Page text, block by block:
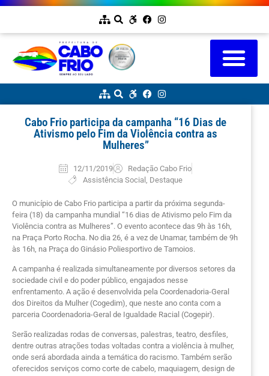
Cabo Frio participa da campanha “16 Dias de
Ativismo pelo Fim da Violência contra as
Mulheres”
12/11/2019
Redação Cabo Frio
Assistência Social Destaque
O município de Cabo Frio participa a partir da próxima segunda-
feira (18) da campanha mundial “16 dias de Ativismo pelo Fim da
Violência contra as Mulheres”. O evento acontece das 9h às 16h,
na Praça Porto Rocha. No dia 26, é a vez de Unamar, também de 9h
às 16h, na Praça do Ginásio Poliesportivo de Tamoios.
A campanha é realizada simultaneamente por diversos setores da
sociedade civil e do poder público, engajados nesse
enfrentamento. A ação é desenvolvida pela Coordenadoria-Geral
dos Direitos da Mulher (Cogedim), que neste ano conta com a
parceria Coordenadoria-Geral de Igualdade Racial (Cogepir).
Serão realizadas rodas de conversas, palestras, teatro, desfiles,
dentre outras atrações todas voltadas contra a violência à mulher,
onde será abordada ainda a temática do racismo. Também serão
oferecidos serviços como corte de cabelo, maquiagem, design de